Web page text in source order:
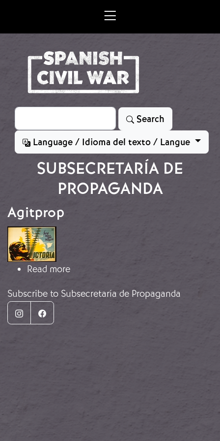
Search
Search
Language / Idioma del texto / Langue
SUBSECRETARÍA DE
PROPAGANDA
Agitprop
Image
Read moreabout Agitprop
Subscribe to Subsecretaría de Propaganda
InstagramFacebook